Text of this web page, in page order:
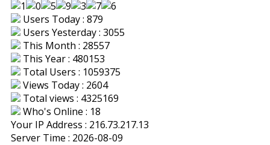
Users Today : 879
Users Yesterday : 3055
This Month : 28557
This Year : 480153
Total Users : 1059375
Views Today : 2604
Total views : 4325169
Who's Online : 18
Your IP Address : 216.73.217.13
Server Time : 2026-08-09